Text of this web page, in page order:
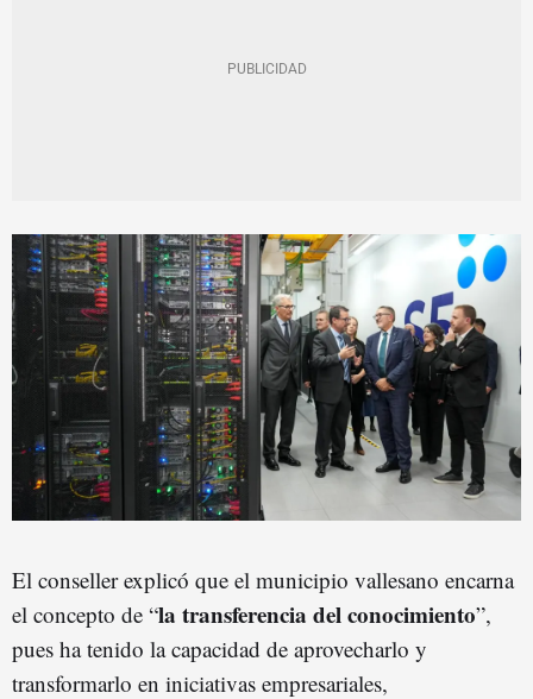
El conseller explicó que el municipio vallesano encarna
el concepto de “la transferencia del conocimiento”,
pues ha tenido la capacidad de aprovecharlo y
transformarlo en iniciativas empresariales,